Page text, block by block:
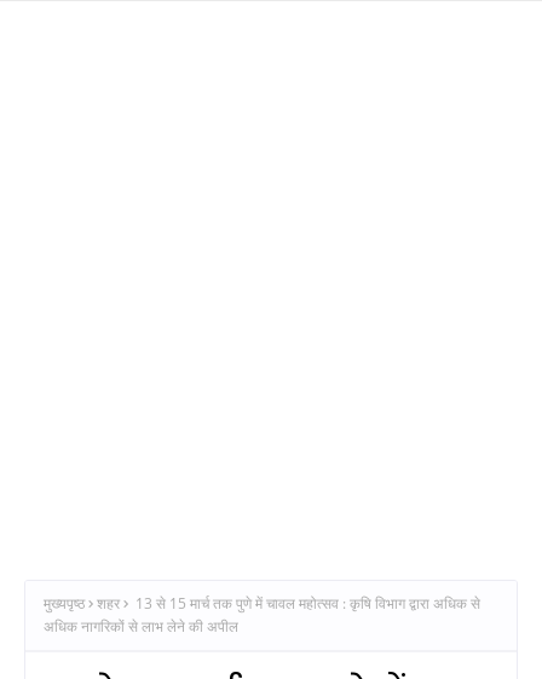
मुख्यपृष्ठ शहर
13 से 15 मार्च तक पुणे में चावल महोत्सव : कृषि विभाग द्वारा अधिक से
अधिक नागरिकों से लाभ लेने की अपील